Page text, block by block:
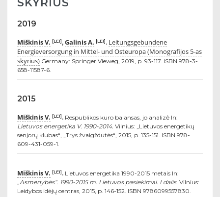
SKYRIUS
2019
Miškinis V. [LEI], Galinis A. [LEI]. Leitungsgebundene
Energieversorgung in Mittel- und Osteuropa (Monografijos 5-as
skyrius) Germany: Springer Vieweg, 2019, p. 93-117. ISBN 978-3-
658-11587-6.
2015
Miškinis V. [LEI]. Respublikos kuro balansas, jo analizė In:
Lietuvos energetika V. 1990-2014. Vilnius: „Lietuvos energetikų
senjorų klubas“, „Trys žvaigždutės“, 2015, p. 135-151. ISBN 978-
609-431-059-1.
Miškinis V. [LEI]. Lietuvos energetika 1990-2015 metais In:
„Asmenybės“. 1990-2015 m. Lietuvos pasiekimai. I dalis. Vilnius:
Leidybos idėjų centras, 2015, p. 146-152. ISBN 9786099557830.